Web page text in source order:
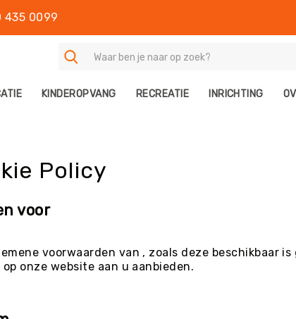
435 0099
KINDEROPVANG RECREATIE INRICHTING
Policy
voor
voorwaarden van , zoals deze beschikbaar
onze website aan u aanbieden.